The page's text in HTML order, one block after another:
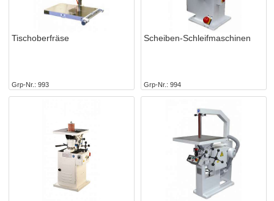
Tischoberfräse
Grp-Nr. 993
Scheiben-Schleifmaschinen
Grp-Nr. 994